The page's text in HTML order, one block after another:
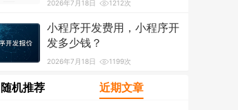
2026年7月18日 1212次
小程序开发费用，小程序开
发多少钱？
2026年7月18日 1199次
随机推荐 近期文章